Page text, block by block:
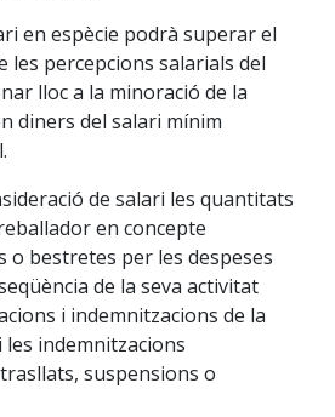
en espècie podrà superar el
les percepcions salarials del
lloc a la minoració de la
diners del salari mínim
de salari les quantitats
en concepte
o bestretes per les despeses
de la seva activitat
i indemnitzacions de la
les indemnitzacions
suspensions o